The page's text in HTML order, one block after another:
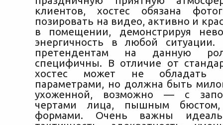
клиентов, хостес обязана
позировать на видео, активно и
в помещении, демонстрируя
энергичность в любой ситуации.
претендентам на данную
специфичны. В отличие от
хостес может не обладать
параметрами, но должна быть
ухоженной, возможно — с
чертами лица, пышным
формами. Очень важны